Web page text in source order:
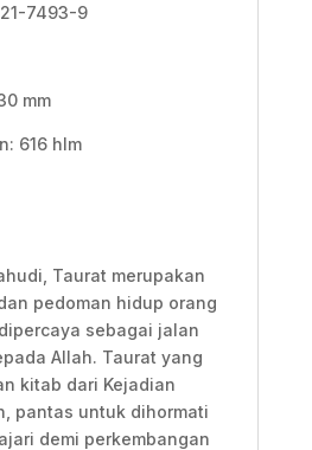
7493-9
mm
616 hlm
Taurat merupakan
pedoman hidup orang
sebagai jalan
Allah. Taurat yang
kitab dari Kejadian
pantas untuk dihormati
demi perkembangan